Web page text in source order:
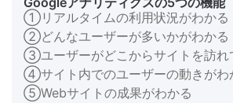
①リアルタイムの利用状況がわかる
②どんなユーザーが多いかがわかる
③ユーザーがどこからサイトを訪れ
④サイト内でのユーザーの動きがわ
⑤Webサイトの成果がわかる